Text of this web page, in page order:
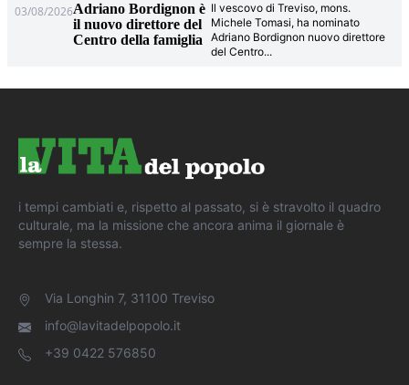
03/08/2026Adriano Bordignon è
il nuovo direttore del
Centro della famiglia
Il vescovo di Treviso, mons.
Michele Tomasi, ha nominato
Adriano Bordignon nuovo direttore
del Centro...
i tempi cambiati e, rispetto al passato, si è stravolto il quadro
culturale, ma la missione che ancora anima il giornale è
sempre la stessa.
Via Longhin 7, 31100 Treviso
info@lavitadelpopolo.it
+39 0422 576850